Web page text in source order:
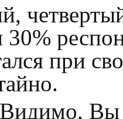
при
Вы